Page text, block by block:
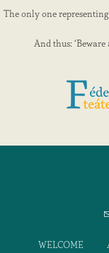
The only one
And thus:
WELCOME